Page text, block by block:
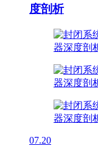
度剖析
07.20